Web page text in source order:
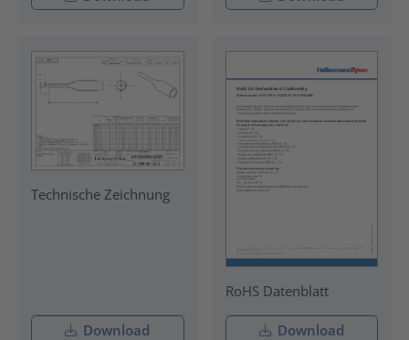
Technische Zeichnung
Download
RoHS Datenblatt
Download